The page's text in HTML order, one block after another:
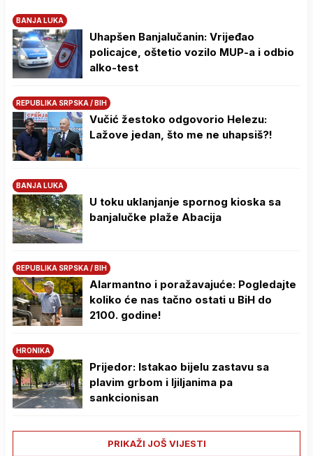
BANJA LUKA
Uhapšen Banjalučanin: Vrijeđao
policajce, oštetio vozilo MUP-a i odbio
alko-test
REPUBLIKA SRPSKA / BIH
Vučić žestoko odgovorio Helezu:
Lažove jedan, što me ne uhapsiš?!
BANJA LUKA
U toku uklanjanje spornog kioska sa
banjalučke plaže Abacija
REPUBLIKA SRPSKA / BIH
Alarmantno i poražavajuće: Pogledajte
koliko će nas tačno ostati u BiH do
2100. godine!
HRONIKA
Prijedor: Istakao bijelu zastavu sa
plavim grbom i ljiljanima pa
sankcionisan
PRIKAŽI JOŠ VIJESTI